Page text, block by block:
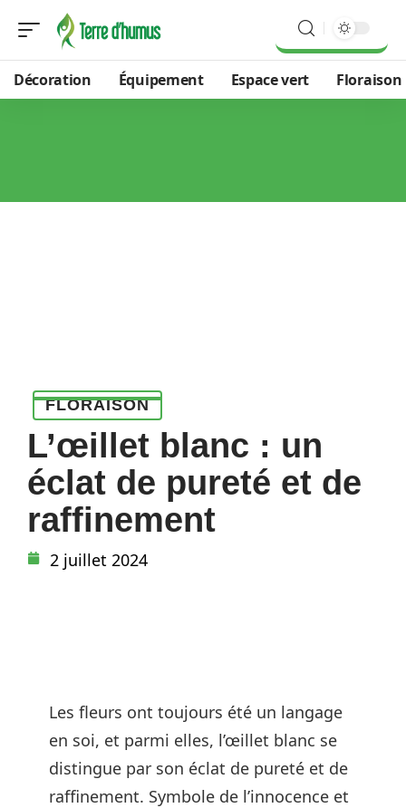
Décoration Équipement Espace vert Floraison
FLORAISON
L’œillet blanc : un
éclat de pureté et de
raffinement
2 juillet 2024
Les fleurs ont toujours été un langage
en soi, et parmi elles, l’œillet blanc se
distingue par son éclat de pureté et de
raffinement. Symbole de l’innocence et